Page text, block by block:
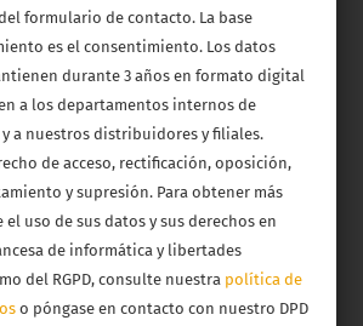
formulario de contacto. La base
es el consentimiento. Los datos
durante 3 años en formato digital
a los departamentos internos de
y a nuestros distribuidores y filiales.
de acceso, rectificación, oposición,
y supresión. Para obtener más
uso de sus datos y sus derechos en
de informática y libertades
del RGPD, consulte nuestra política de
o póngase en contacto con nuestro DPD